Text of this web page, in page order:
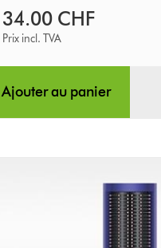
34.00 CHF
Prix incl. TVA
Ajouter au panier